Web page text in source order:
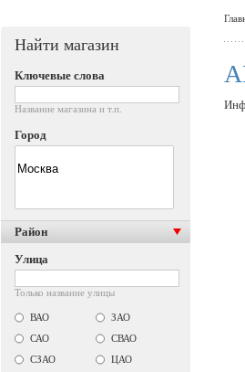
Найти магазин
Ключевые слова
Название магазина и т.п.
Город
Район
Улица
Только название улицы
ВАО
ЗАО
САО
СВАО
СЗАО
ЦАО